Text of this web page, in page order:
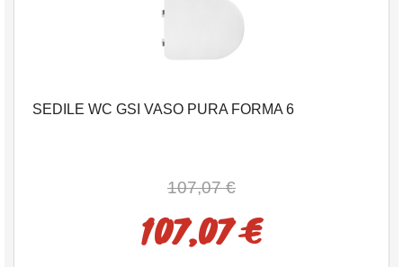
SEDILE WC GSI VASO PURA FORMA 6
107,07 €
107,07 €